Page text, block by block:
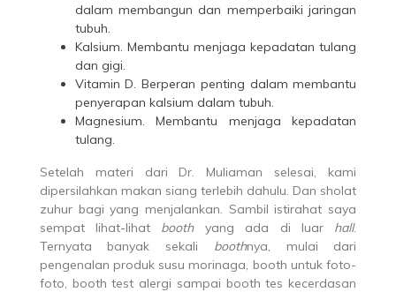
dalam membangun dan memperbaiki jaringan
tubuh.
Kalsium. Membantu menjaga kepadatan tulang
dan gigi.
Vitamin D. Berperan penting dalam membantu
penyerapan kalsium dalam tubuh.
Magnesium. Membantu menjaga kepadatan
tulang.
Setelah materi dari Dr. Muliaman selesai, kami
dipersilahkan makan siang terlebih dahulu. Dan sholat
zuhur bagi yang menjalankan. Sambil istirahat saya
sempat lihat-lihat boothyang ada di luar hall.
Ternyata banyak sekali boothnya, mulai dari
pengenalan produk susu morinaga, booth untuk foto-
foto, booth test alergi sampai booth tes kecerdasan